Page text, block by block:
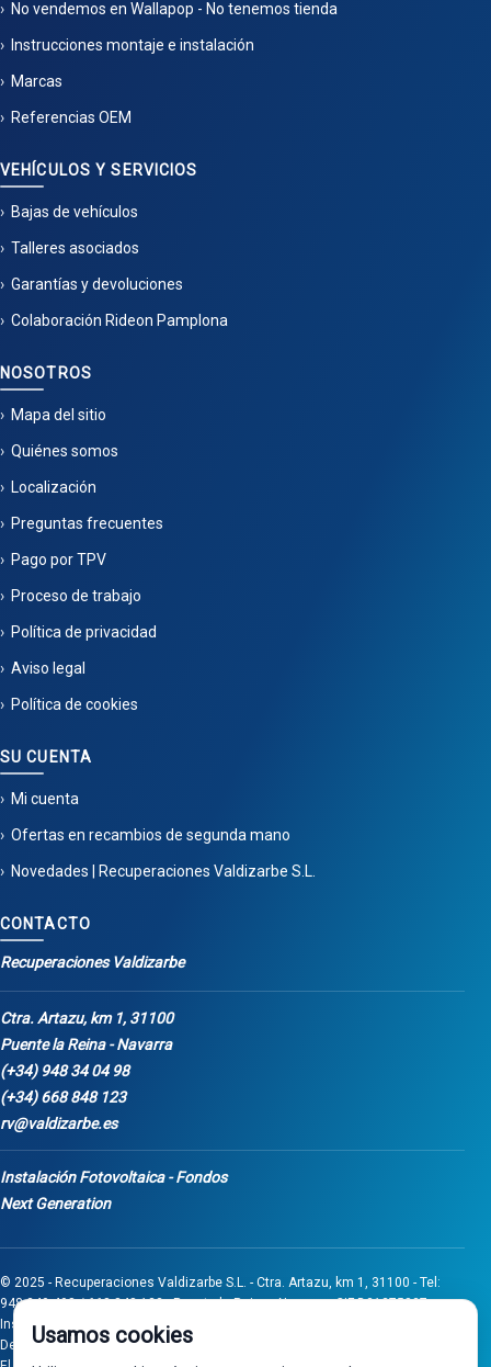
No vendemos en Wallapop - No tenemos tienda
Instrucciones montaje e instalación
Marcas
Referencias OEM
VEHÍCULOS Y SERVICIOS
Bajas de vehículos
Talleres asociados
Garantías y devoluciones
Colaboración Rideon Pamplona
NOSOTROS
Mapa del sitio
Quiénes somos
Localización
Preguntas frecuentes
Pago por TPV
Proceso de trabajo
Política de privacidad
Aviso legal
Política de cookies
SU CUENTA
Mi cuenta
Ofertas en recambios de segunda mano
Novedades | Recuperaciones Valdizarbe S.L.
CONTACTO
Recuperaciones Valdizarbe
Ctra. Artazu, km 1, 31100
Puente la Reina - Navarra
(+34) 948 34 04 98
(+34) 668 848 123
rv@valdizarbe.es
Instalación Fotovoltaica - Fondos
Next Generation
© 2025 - Recuperaciones Valdizarbe S.L. - Ctra. Artazu, km 1, 31100 - Tel:
948 340 498 / 668 848 123 - Puente la Reina - Navarra - CIF B31275837.
Inscrita en el Registro Mercantil de Navarra, Tomo 32, Folio 75, Hoja 525.
Desarrollado porSeintosoft
Usamos cookies